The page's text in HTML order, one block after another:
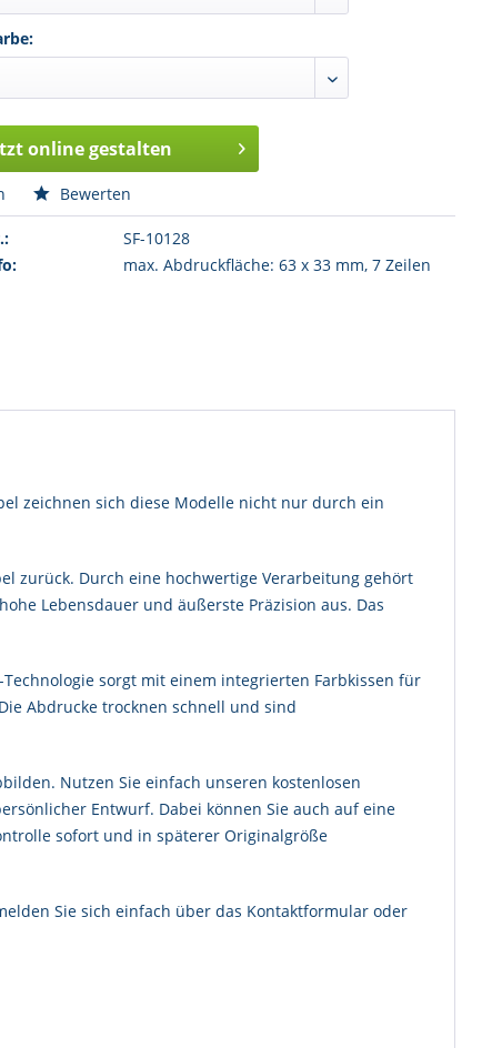
online gestalten
Bewerten
SF-10128
max. Abdruckfläche: 63 x 33 mm, 7 Zeilen
zeichnen sich diese Modelle nicht nur durch ein
zurück. Durch eine hochwertige Verarbeitung gehört
Lebensdauer und äußerste Präzision aus. Das
sorgt mit einem integrierten Farbkissen für
Abdrucke trocknen schnell und sind
Nutzen Sie einfach unseren kostenlosen
Entwurf. Dabei können Sie auch auf eine
sofort und in späterer Originalgröße
Sie sich einfach über das Kontaktformular oder